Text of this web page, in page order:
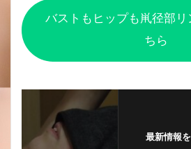
バストもヒップも鼡径部リ
ちら
最新情報